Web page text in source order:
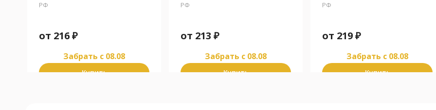
РФ
от 216₽
Забрать c 08.08
Купить
РФ
от 213 ₽
Забрать c 08.08
Купить
РФ
от 219₽
Забрать c 08.08
Купить